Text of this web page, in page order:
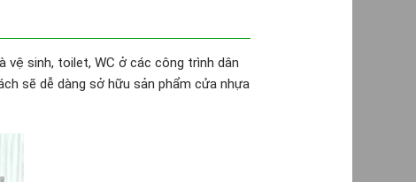
vệ sinh, toilet, WC ở các công trình dân
sẽ dễ dàng sở hữu sản phẩm cửa nhựa